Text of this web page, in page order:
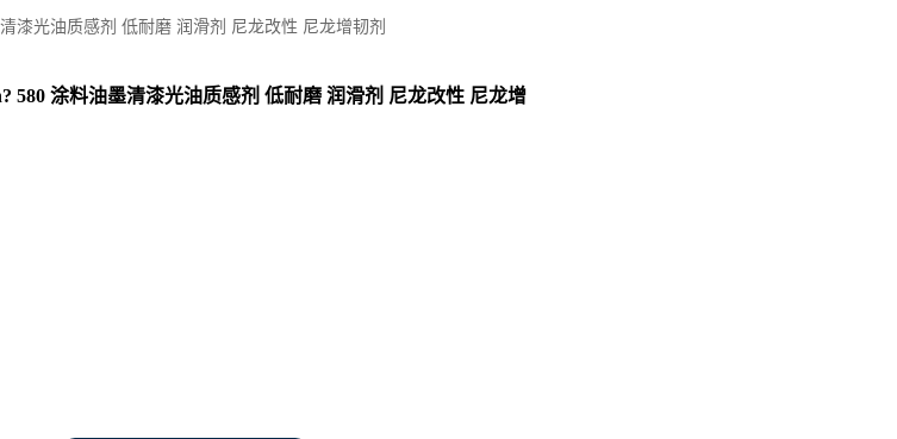
清漆光油质感剂 低耐磨 润滑剂 尼龙改性 尼龙增韧剂
580 涂料油墨清漆光油质感剂 低耐磨 润滑剂 尼龙改性 尼龙增